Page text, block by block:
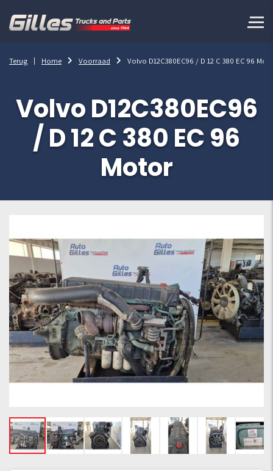
Terug Home Voorraad Volvo D12C380EC96 / D 12 C 380 EC 96
Volvo D12C380EC96
/ D 12 C 380 EC 96
Motor